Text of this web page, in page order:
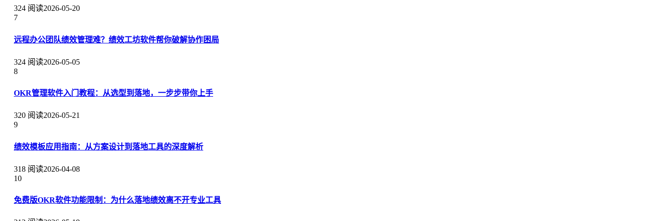
324 阅读2026-05-20
7
远程办公团队绩效管理难？绩效工坊软件帮你破解协作困局
324 阅读2026-05-05
8
OKR管理软件入门教程：从选型到落地，一步步带你上手
320 阅读2026-05-21
9
绩效模板应用指南：从方案设计到落地工具的深度解析
318 阅读2026-04-08
10
免费版OKR软件功能限制：为什么落地绩效离不开专业工具